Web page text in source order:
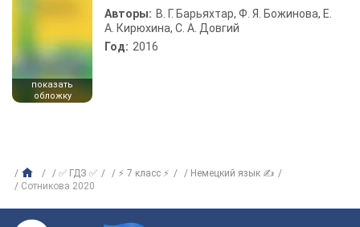
показать
обложку
Авторы: В. Г. Барьяхтар, Ф. Я. Божинова, Е.
А. Кирюхина, С. А. Довгий
Год: 2016
✅ ГДЗ ✅ ⚡ 7 класс ⚡
Немецкий язык ✍
Сотникова 2020